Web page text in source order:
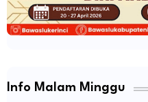
Info Malam Minggu